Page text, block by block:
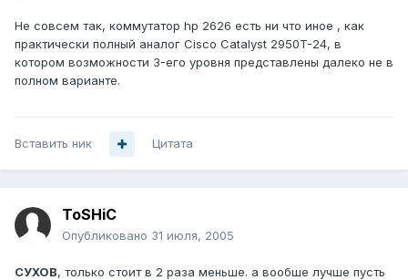
Не совсем так, коммутатор hp 2626 есть ни что иное , как
практически полный аналог Cisco Catalyst 2950T-24, в
котором возможности 3-его уровня представлены далеко не в
полном варианте.
Вставить ник Цитата
ToSHiC
Опубликовано 31 июля, 2005
СУХОВ, только стоит в 2 раза меньше. а вообше лучше пусть